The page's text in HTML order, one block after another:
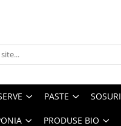
PASTE SOSURI
PRODUSE BIO